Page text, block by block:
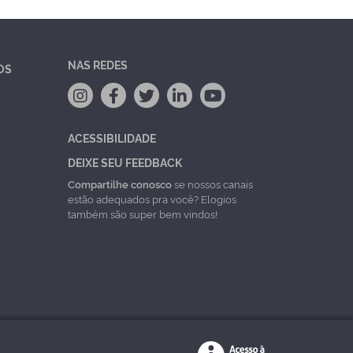
NAS REDES
ACESSIBILIDADE
DEIXE SEU FEEDBACK
Compartilhe conoscose nossos canais
estão adequados pra você? Elogios
também são super bem vindos!